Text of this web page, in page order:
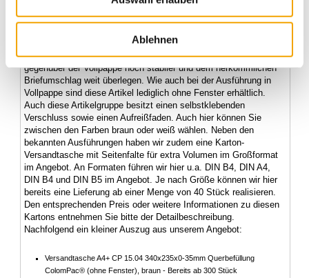
Ablehnen
Versandtaschen aus stabiler Wellpappe
Neben unseren Versandtaschen aus Vollpappe haben wir zudem
ebenfalls die Ausführung in Wellpappe im Angebot. Diese ist
gegenüber der Vollpappe noch stabiler und dem herkömmlichen
Briefumschlag weit überlegen. Wie auch bei der Ausführung in
Vollpappe sind diese Artikel lediglich ohne Fenster erhältlich.
Auch diese Artikelgruppe besitzt einen selbstklebenden
Verschluss sowie einen Aufreißfaden. Auch hier können Sie
zwischen den Farben braun oder weiß wählen. Neben den
bekannten Ausführungen haben wir zudem eine Karton-
Versandtasche mit Seitenfalte für extra Volumen im Großformat
im Angebot. An Formaten führen wir hier u.a. DIN B4, DIN A4,
DIN B4 und DIN B5 im Angebot. Je nach Größe können wir hier
bereits eine Lieferung ab einer Menge von 40 Stück realisieren.
Den entsprechenden Preis oder weitere Informationen zu diesen
Kartons entnehmen Sie bitte der Detailbeschreibung.
Nachfolgend ein kleiner Auszug aus unserem Angebot:
Versandtasche A4+ CP 15.04 340x235x0-35mm Querbefüllung
ColomPac® (ohne Fenster), braun - Bereits ab 300 Stück